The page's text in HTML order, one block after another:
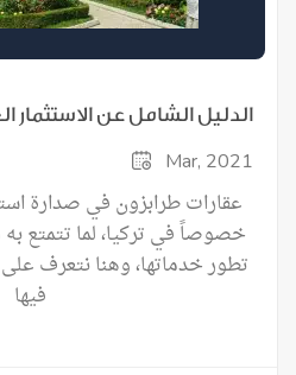
الدليل الشامل عن الاستثمار
Mar, 2021
عقارات طرابزون في صدارة
خصوصاً في تركيا، لما تتمتع
تطور خدماتها، وهنا نتعرف
فيها